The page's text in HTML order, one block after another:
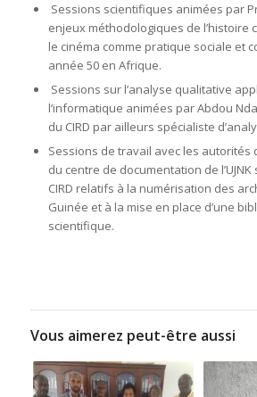
Sessions scientifiques animées par
enjeux méthodologiques de l’histoire
le cinéma comme pratique sociale et
année 50 en Afrique.
Sessions sur l’analyse qualitative
l’informatique animées par Abdou
du CIRD par ailleurs spécialiste
Sessions de travail avec les autorités
du centre de documentation de
CIRD relatifs à la numérisation des
Guinée et à la mise en place d’une
scientifique.
Vous aimerez peut-être aussi